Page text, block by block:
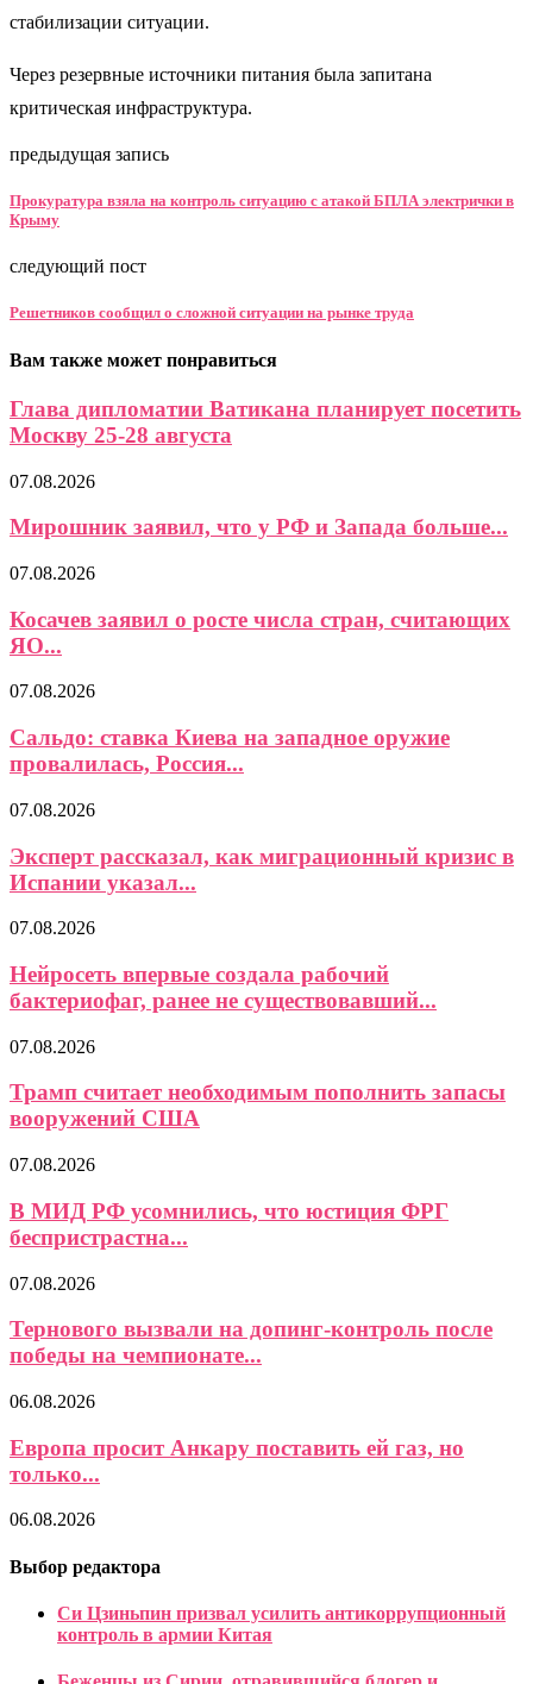
стабилизации ситуации.
Через резервные источники питания была запитана
критическая инфраструктура.
предыдущая запись
Прокуратура взяла на контроль ситуацию с атакой БПЛА электрички в
Крыму
следующий пост
Решетников сообщил о сложной ситуации на рынке труда
Вам также может понравиться
Глава дипломатии Ватикана планирует посетить
Москву 25-28 августа
07.08.2026
Мирошник заявил, что у РФ и Запада больше...
07.08.2026
Косачев заявил о росте числа стран, считающих
ЯО...
07.08.2026
Сальдо: ставка Киева на западное оружие
провалилась, Россия...
07.08.2026
Эксперт рассказал, как миграционный кризис в
Испании указал...
07.08.2026
Нейросеть впервые создала рабочий
бактериофаг, ранее не существовавший...
07.08.2026
Трамп считает необходимым пополнить запасы
вооружений США
07.08.2026
В МИД РФ усомнились, что юстиция ФРГ
беспристрастна...
07.08.2026
Тернового вызвали на допинг-контроль после
победы на чемпионате...
06.08.2026
Европа просит Анкару поставить ей газ, но
только...
06.08.2026
Выбор редактора
Си Цзиньпин призвал усилить антикоррупционный
контроль в армии Китая